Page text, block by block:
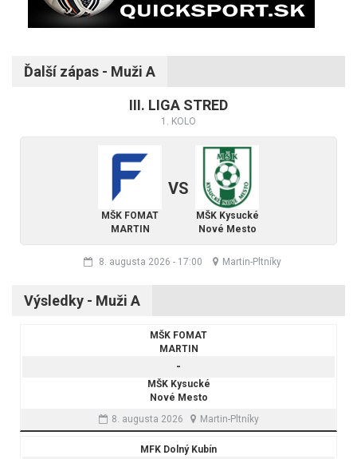
Ďalší zápas - Muži A
III. LIGA STRED
1. KOLO
MŠK FOMAT
MARTIN
VS
MŠK Kysucké
Nové Mesto
8. augusta 2026 - 17:00 Martin-Pltníky
Výsledky - Muži A
MŠK FOMAT
MARTIN
-
MŠK Kysucké
Nové Mesto
8. augusta 2026
Martin-Pltníky
MFK Dolný Kubín